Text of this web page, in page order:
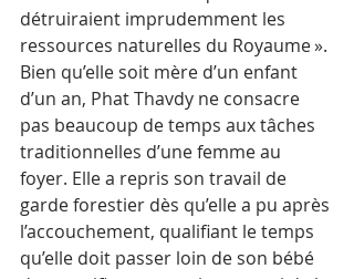
détruiraient imprudemment les
ressources naturelles du Royaume ».
Bien qu’elle soit mère d’un enfant
d’un an, Phat Thavdy ne consacre
pas beaucoup de temps aux tâches
traditionnelles d’une femme au
foyer. Elle a repris son travail de
garde forestier dès qu’elle a pu après
l’accouchement, qualifiant le temps
qu’elle doit passer loin de son bébé